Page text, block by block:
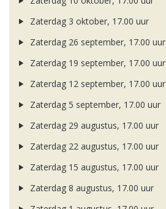
Zaterdag 3 oktober, 17.00 uur
Zaterdag 26 september, 17.00 uur
Zaterdag 19 september, 17.00 uur
Zaterdag 12 september, 17.00 uur
Zaterdag 5 september, 17.00 uur
Zaterdag 29 augustus, 17.00 uur
Zaterdag 22 augustus, 17.00 uur
Zaterdag 15 augustus, 17.00 uur
Zaterdag 8 augustus, 17.00 uur